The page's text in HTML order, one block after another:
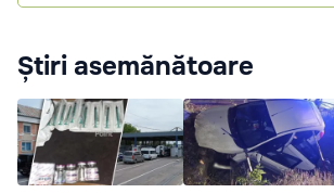
Știri asemănătoare